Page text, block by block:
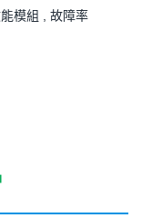
模組 , 故障率